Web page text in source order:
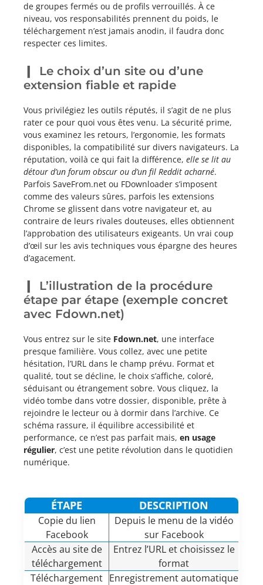
de groupes fermés ou de profils verrouillés. À ce
niveau, vos responsabilités prennent du poids, le
téléchargement n’est jamais anodin, il faudra donc
respecter ces limites.
Le choix d’un site ou d’une
extension fiable et rapide
Vous privilégiez les outils réputés, il s’agit de ne plus
rater ce pour quoi vous êtes venu. La sécurité prime,
vous examinez les retours, l’ergonomie, les formats
disponibles, la compatibilité sur divers navigateurs. La
réputation, voilà ce qui fait la différence, elle se lit au
détour d’un forum obscur ou d’un fil Reddit acharné.
Parfois SaveFrom.net ou FDownloader s’imposent
comme des valeurs sûres, parfois les extensions
Chrome se glissent dans votre navigateur et, au
contraire de leurs rivales douteuses, elles obtiennent
l’approbation des utilisateurs exigeants. Un vrai coup
d’œil sur les avis techniques vous épargne des heures
d’agacement.
L’illustration de la procédure
étape par étape (exemple concret
avec Fdown.net)
Vous entrez sur le site Fdown.net, une interface
presque familière. Vous collez, avec une petite
hésitation, l’URL dans le champ prévu. Format et
qualité, tout se décline, le choix s’affiche, coloré,
séduisant ou étrangement sobre. Vous cliquez, la
vidéo tombe dans votre dossier, disponible, prête à
rejoindre le lecteur ou à dormir dans l’archive. Ce
schéma rassure, il équilibre accessibilité et
performance, ce n’est pas parfait mais, en usage
régulier, c’est une petite révolution dans le quotidien
numérique.
ÉTAPE DESCRIPTION
Copie du lien
Facebook
Depuis le menu de la vidéo
sur Facebook
Accès au site de
téléchargement
Entrez l’URL et choisissez le
format
Téléchargement Enregistrement automatique